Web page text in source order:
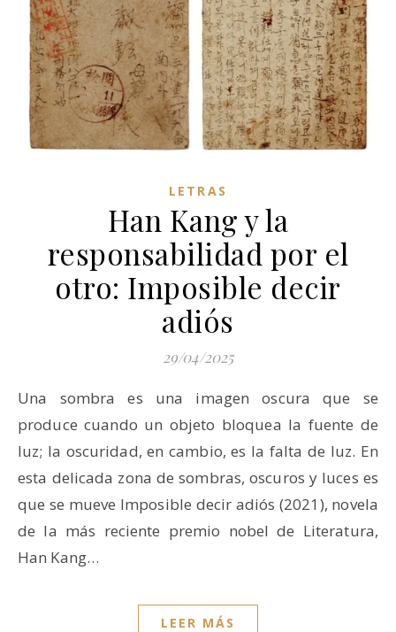
LETRAS
Han Kang y la
responsabilidad por el
otro: Imposible decir
adiós
29/04/2025
Una sombra es una imagen oscura que se
produce cuando un objeto bloquea la fuente de
luz; la oscuridad, en cambio, es la falta de luz. En
esta delicada zona de sombras, oscuros y luces es
que se mueve Imposible decir adiós (2021), novela
de la más reciente premio nobel de Literatura,
Han Kang…
LEER MÁS